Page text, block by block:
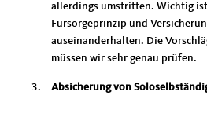
allerdings umstritten. Wichtig
Fürsorgeprinzip und
auseinanderhalten. Die
müssen wir sehr genau prüfen.
Absicherung von